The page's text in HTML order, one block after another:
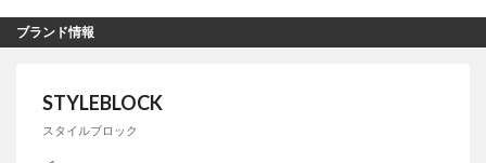
ブランド情報
STYLEBLOCK
スタイルブロック